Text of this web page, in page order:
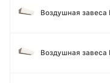
Воздушная
Воздушная